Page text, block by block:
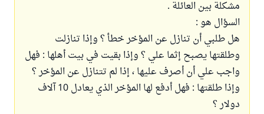
مشكلة بين العائلة .
السؤال هو :
هل طلبي أن تنازل عن المؤخر خطأ ؟ وإذا تنازلت
وطلقتها يصبح إثما علي ؟ وإذا بقيت في بيت أهلها : فهل
واجب علي أن أصرف عليها ، إذا لم تتنازل عن المؤخر ؟
وإذا طلقتها : فهل أدفع لها المؤخر الذي يعادل 10 آلاف
دولار ؟